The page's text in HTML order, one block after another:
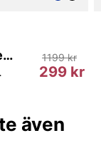
W31L30 W33L30
Ebba 9800 Jeans
299 kr
1199 kr
även